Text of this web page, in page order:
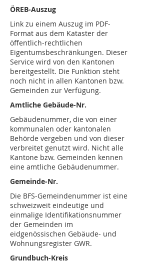
ÖREB-Auszug
Link zu einem Auszug im PDF-
Format aus dem Kataster der
öffentlich-rechtlichen
Eigentumsbeschränkungen. Dieser
Service wird von den Kantonen
bereitgestellt. Die Funktion steht
noch nicht in allen Kantonen bzw.
Gemeinden zur Verfügung.
Amtliche Gebäude-Nr.
Gebäudenummer, die von einer
kommunalen oder kantonalen
Behörde vergeben und von dieser
verbreitet genutzt wird. Nicht alle
Kantone bzw. Gemeinden kennen
eine amtliche Gebäudenummer.
Gemeinde-Nr.
Die BFS-Gemeindenummer ist eine
schweizweit eindeutige und
einmalige Identifikationsnummer
der Gemeinden im
eidgenössischen Gebäude- und
Wohnungsregister GWR.
Grundbuch-Kreis